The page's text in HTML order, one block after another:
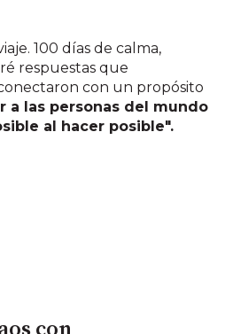
100 días de calma,
respuestas que
con un propósito
a las personas del mundo
al hacer posible".